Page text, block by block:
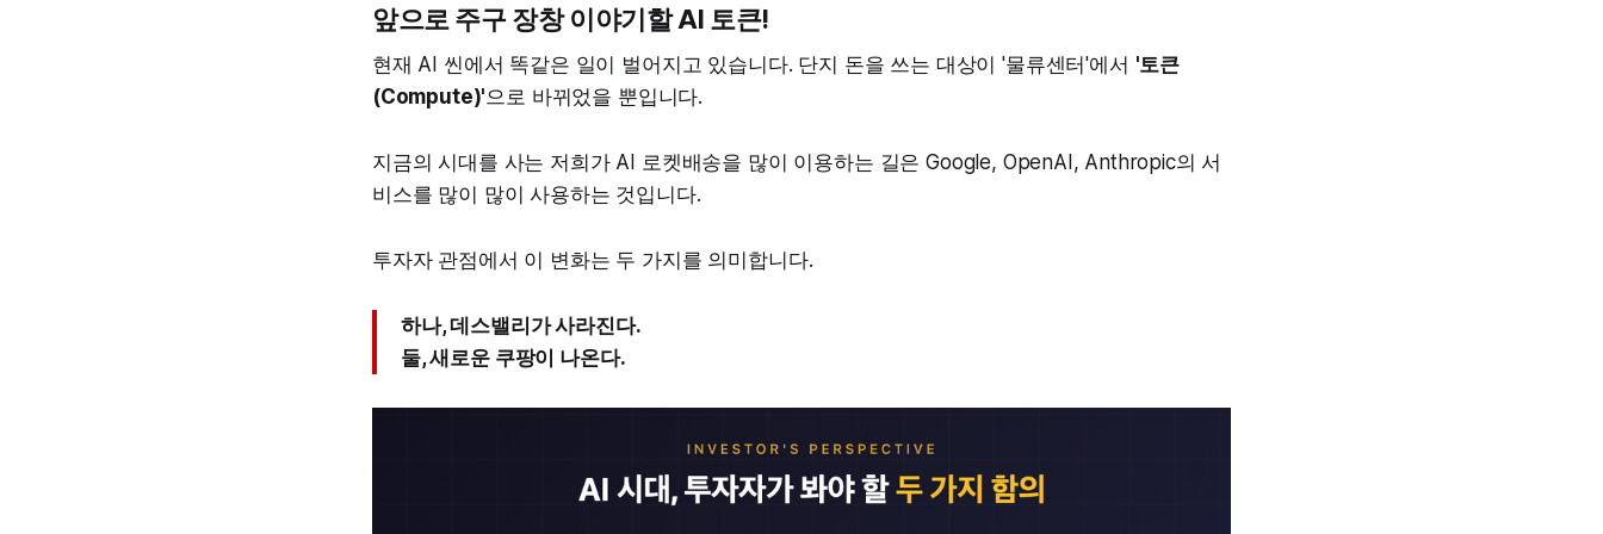
앞으로 주구 장창 이야기할 AI 토큰!
현재 AI 씬에서 똑같은 일이 벌어지고 있습니다. 단지 돈을 쓰는 대상이 '물류센터'에서 '토큰
(Compute)'으로 바뀌었을 뿐입니다.
지금의 시대를 사는 저희가 AI 로켓배송을 많이 이용하는 길은 Google, OpenAI, Anthropic의 서
비스를 많이 많이 사용하는 것입니다.
투자자 관점에서 이 변화는 두 가지를 의미합니다.
하나, 데스밸리가 사라진다.
둘, 새로운 쿠팡이 나온다.